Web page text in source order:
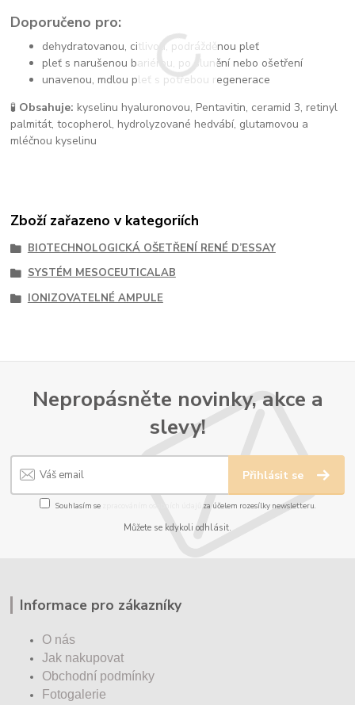
Doporučeno pro:
dehydratovanou, citlivou, podrážděnou pleť
pleť s narušenou bariérou, po slunění nebo ošetření
unavenou, mdlou pleť s potřebou regenerace
🧪 Obsahuje: kyselinu hyaluronovou, Pentavitin, ceramid 3, retinyl
palmitát, tocopherol, hydrolyzované hedvábí, glutamovou a
mléčnou kyselinu
Zboží zařazeno v kategoriích
BIOTECHNOLOGICKÁ OŠETŘENÍ RENÉ D’ESSAY
SYSTÉM MESOCEUTICALAB
IONIZOVATELNÉ AMPULE
Nepropásněte novinky, akce a
slevy!
Přihlásit se
Souhlasím se za účelem rozesílky newsletteru.
Můžete se kdykoli odhlásit.
Informace pro zákazníky
O nás
Jak nakupovat
Obchodní podmínky
Fotogalerie